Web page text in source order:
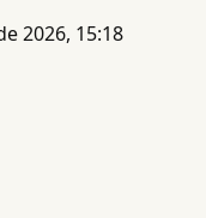
2026, 15:18